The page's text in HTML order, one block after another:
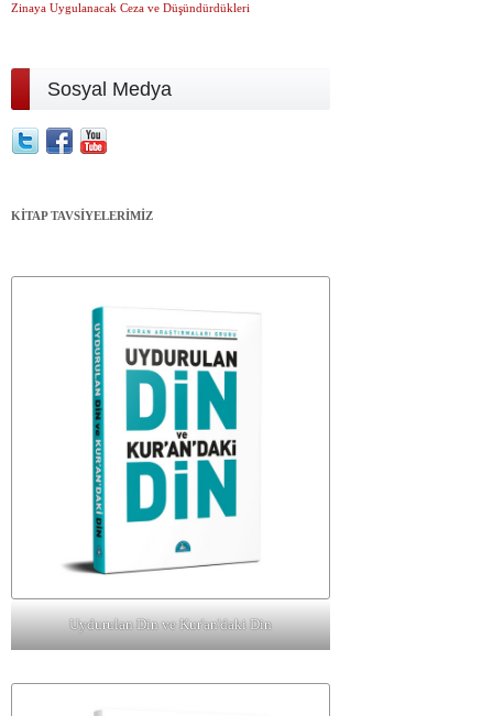
Zinaya Uygulanacak Ceza ve Düşündürdükleri
Sosyal Medya
KİTAP TAVSİYELERİMİZ
Uydurulan Din ve Kur'an'daki Din